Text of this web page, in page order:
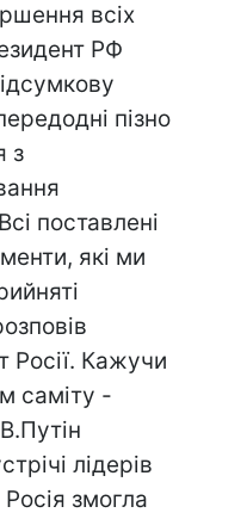
всіх
РФ
пізно
з
поставлені
які ми
Росії. Кажучи
саміту -
лідерів
Росія змогла